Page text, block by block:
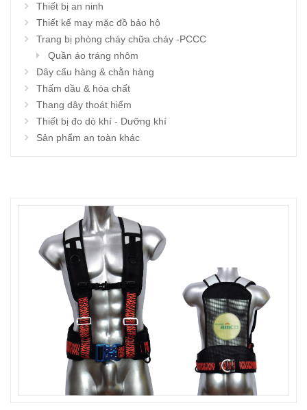
Thiết bị an ninh
Thiết kế may mặc đồ bảo hộ
Trang bị phòng cháy chữa cháy -PCCC
Quần áo tráng nhôm
Dây cẩu hàng & chằn hàng
Thấm dầu & hóa chất
Thang dây thoát hiểm
Thiết bị đo dò khí - Dưỡng khí
Sản phẩm an toàn khác